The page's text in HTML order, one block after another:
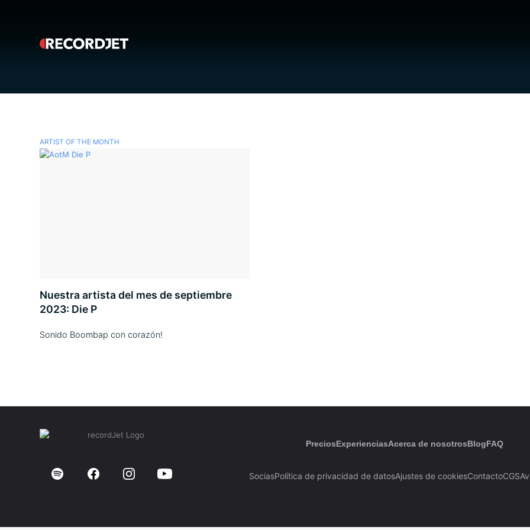
ARTIST OF THE MONTH
Nuestra artista del mes de septiembre
2023: Die P
Sonido Boombap con corazón!
PreciosExperienciasAcerca de nosotrosBlogFAQ
SociasPolítica de privacidad de datosAjustes de cookiesContactoCGS